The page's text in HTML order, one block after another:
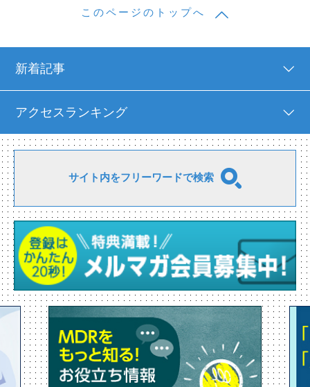
このページのトップへ
新着記事
アクセスランキング
サイト内をフリーワードで検索